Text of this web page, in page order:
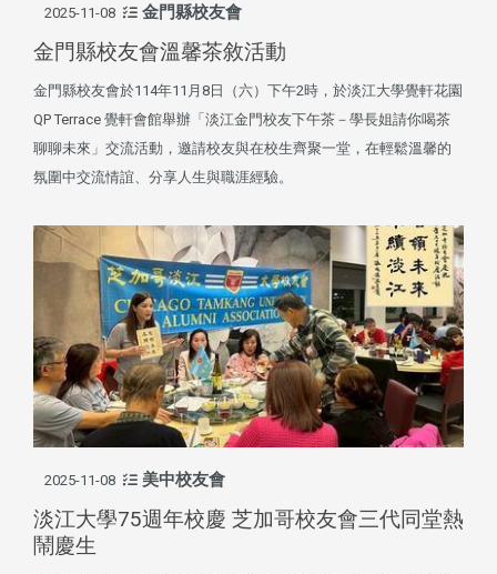
2025-11-08 金門縣校友會
金門縣校友會溫馨茶敘活動
金門縣校友會於114年11月8日（六）下午2時，於淡江大學覺軒花園
QP Terrace 覺軒會館舉辦「淡江金門校友下午茶－學長姐請你喝茶
聊聊未來」交流活動，邀請校友與在校生齊聚一堂，在輕鬆溫馨的
氛圍中交流情誼、分享人生與職涯經驗。
2025-11-08 美中校友會
淡江大學75週年校慶 芝加哥校友會三代同堂熱
鬧慶生